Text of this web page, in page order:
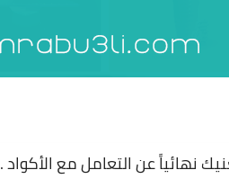
نهائياً عن التعامل مع الأكواد .